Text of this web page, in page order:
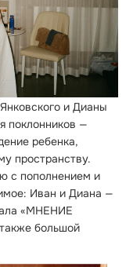
и Дианы
поклонников —
ребенка,
пространству.
с пополнением и
Иван и Диана —
«МНЕНИЕ
большой